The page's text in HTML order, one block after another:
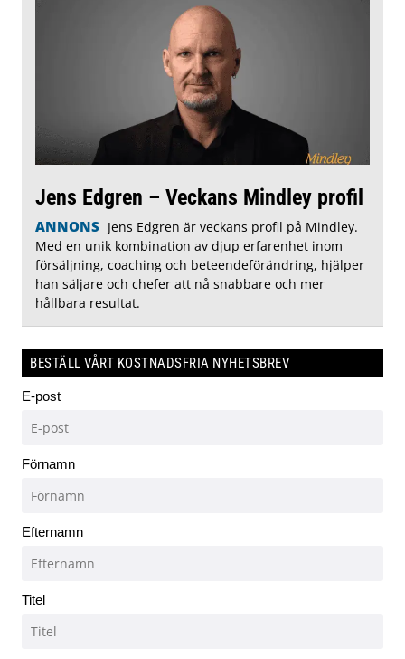
Jens Edgren – Veckans Mindley profil
ANNONS Jens Edgren är veckans profil på Mindley.
Med en unik kombination av djup erfarenhet inom
försäljning, coaching och beteendeförändring, hjälper
han säljare och chefer att nå snabbare och mer
hållbara resultat.
BESTÄLL VÅRT KOSTNADSFRIA NYHETSBREV
E-post
Förnamn
Efternamn
Titel